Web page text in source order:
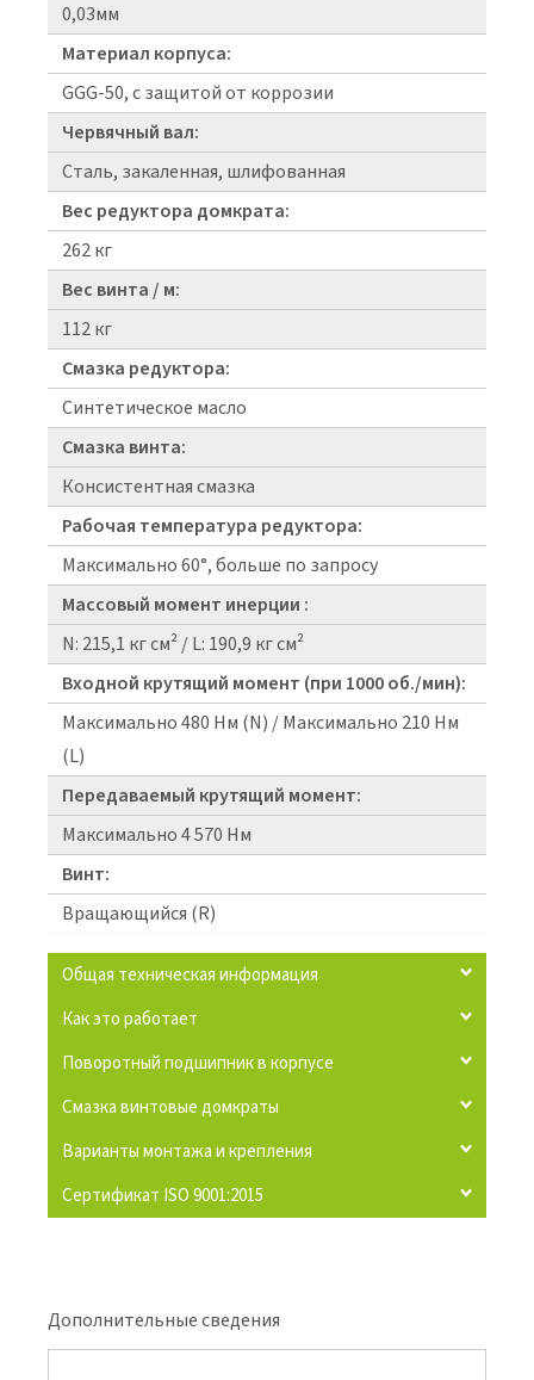
0,03мм
Материал корпуса:
GGG-50, с защитой от коррозии
Червячный вал:
Сталь, закаленная, шлифованная
Вес редуктора домкрата:
262 кг
Вес винта / м:
112 кг
Смазка редуктора:
Синтетическое масло
Смазка винта:
Консистентная смазка
Рабочая температура редуктора:
Максимально 60°, больше по запросу
Массовый момент инерции :
N: 215,1 кг см² / L: 190,9 кг см²
Входной крутящий момент (при 1000 об./мин):
Максимально 480 Нм (N) / Максимально 210 Нм
(L)
Передаваемый крутящий момент:
Максимально 4 570 Нм
Винт:
Вращающийся (R)
Общая техническая информация
Как это работает
Поворотный подшипник в корпусе
Смазка винтовые домкраты
Варианты монтажа и крепления
Сертификат ISO 9001:2015
Дополнительные сведения